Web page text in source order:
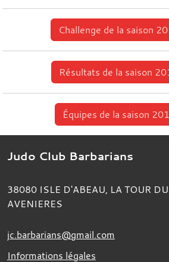
Challenge de la saison
Résultats de la saison
Équipes de la saison
Judo Club Barbarians
38080 ISLE D'ABEAU, LA TOUR
AVENIERES
jc.barbarians@gmail.com
Informations légales